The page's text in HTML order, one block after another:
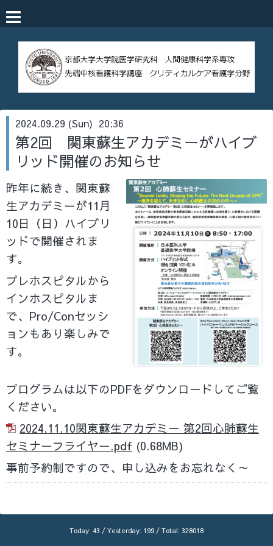
2024.09.29 (Sun) 20:36
第2回 関東蘇生アカデミーがハイブ
リッド開催のお知らせ
昨年に続き、関東蘇
生アカデミーが11月
10日（日）ハイブリ
ッドで開催されま
す。
プレホスピタルから
インホスピタルま
で、Pro/Conセッシ
ョンもあり楽しみで
す。
プログラムは以下のPDFをダウンロードしてご覧
ください。
2024.11.10関東蘇生アカデミー 第2回心肺蘇生
セミナーフライヤー.pdf (0.68MB)
事前予約制ですので、申し込みをお忘れなく～
Today: 43 / Yesterday: 199 / Total: 328018